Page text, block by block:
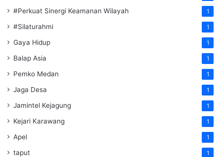
#Perkuat Sinergi Keamanan Wilayah 1
#Silaturahmi 1
Gaya Hidup 1
Balap Asia 1
Pemko Medan 1
Jaga Desa 1
Jamintel Kejagung 1
Kejari Karawang 1
Apel 1
taput 1